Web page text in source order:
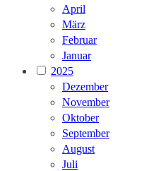
April
März
Februar
Januar
2025
Dezember
November
Oktober
September
August
Juli